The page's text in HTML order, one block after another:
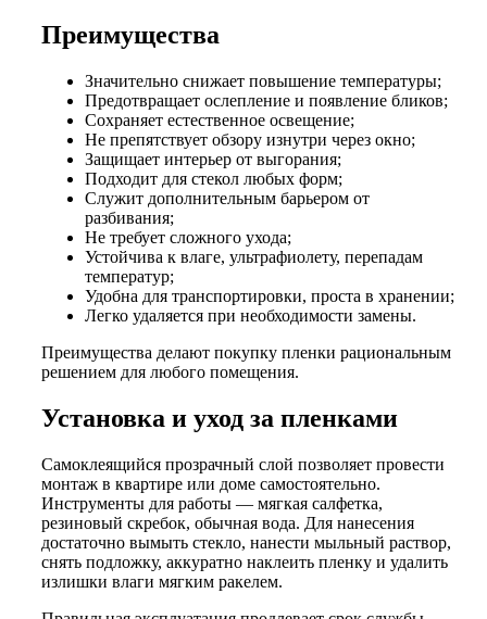
Преимущества
Значительно снижает повышение температуры;
Предотвращает ослепление и появление бликов;
Сохраняет естественное освещение;
Не препятствует обзору изнутри через окно;
Защищает интерьер от выгорания;
Подходит для стекол любых форм;
Служит дополнительным барьером от
разбивания;
Не требует сложного ухода;
Устойчива к влаге, ультрафиолету, перепадам
температур;
Удобна для транспортировки, проста в хранении;
Легко удаляется при необходимости замены.
Преимущества делают покупку пленки рациональным
решением для любого помещения.
Установка и уход за пленками
Самоклеящийся прозрачный слой позволяет провести
монтаж в квартире или доме самостоятельно.
Инструменты для работы — мягкая салфетка,
резиновый скребок, обычная вода. Для нанесения
достаточно вымыть стекло, нанести мыльный раствор,
снять подложку, аккуратно наклеить пленку и удалить
излишки влаги мягким ракелем.